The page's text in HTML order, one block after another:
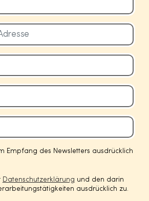
Empfang des Newsletters ausdrücklich
Datenschutzerklärung und den darin
ausdrücklich zu.